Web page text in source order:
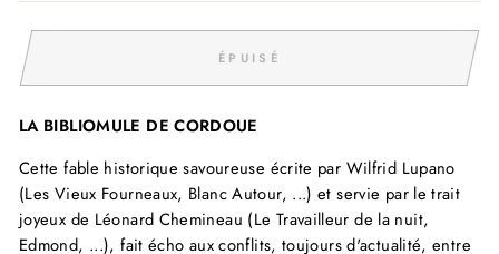
ÉPUISÉ
LA BIBLIOMULE DE CORDOUE
Cette fable historique savoureuse écrite par Wilfrid Lupano
(Les Vieux Fourneaux, Blanc Autour, ...) et servie par le trait
joyeux de Léonard Chemineau (Le Travailleur de la nuit,
Edmond, ...), fait écho aux conflits, toujours d'actualité, entre